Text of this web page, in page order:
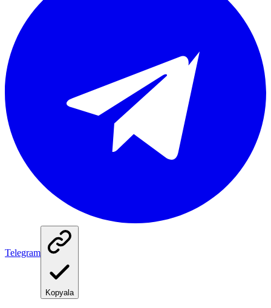
Telegram
Kopyala